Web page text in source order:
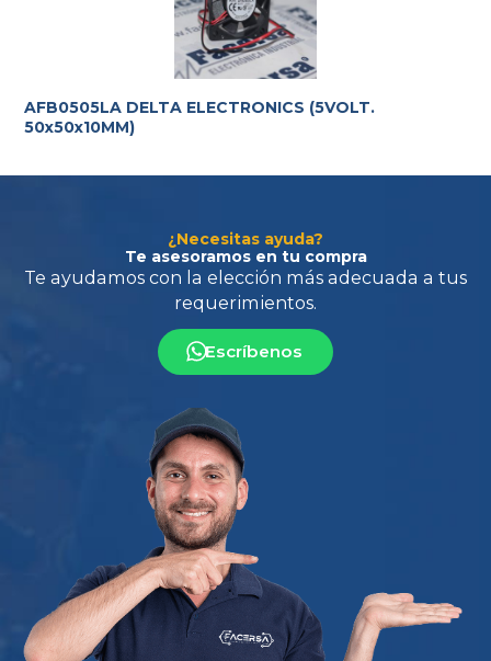
AFB0505LA DELTA ELECTRONICS (5VOLT.
50x50x10MM)
¿Necesitas ayuda?
Te asesoramos en tu compra
requerimientos.
Escríbenos